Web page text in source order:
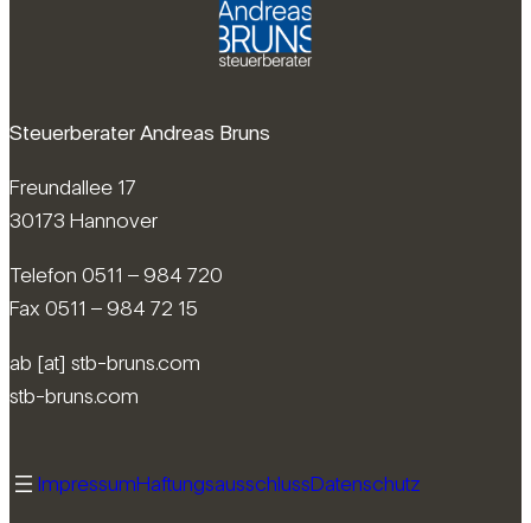
Steuerberater Andreas Bruns
Freundallee 17
30173 Hannover
Telefon 0511 – 984 720
Fax 0511 – 984 72 15
ab [at] stb-bruns.com
stb-bruns.com
ImpressumHaftungsausschlussDatenschutz